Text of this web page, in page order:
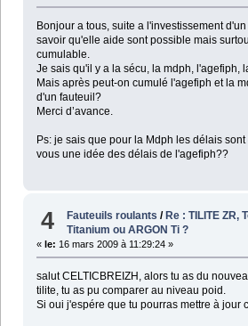
Bonjour a tous, suite a l'investissement
savoir qu'elle aide sont possible mais
cumulable.
Je sais qu'il y a la sécu, la mdph, l'agefiph,
Mais après peut-on cumulé l'agefiph et la
d'un fauteuil?
Merci d’avance.
Ps: je sais que pour la Mdph les délais
vous une idée des délais de l'agefiph??
4 Fauteuils roulants / Re : TILITE ZR,
Titanium ou ARGON Ti ?
« le: 16 mars 2009 à 11:29:24 »
salut CELTICBREIZH, alors tu as du
tilite, tu as pu comparer au niveau poid.
Si oui j'espére que tu pourras mettre à jour